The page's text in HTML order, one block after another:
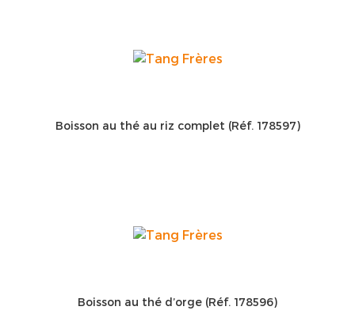
Boisson au thé au riz complet (Réf. 178597)
Boisson au thé d’orge (Réf. 178596)